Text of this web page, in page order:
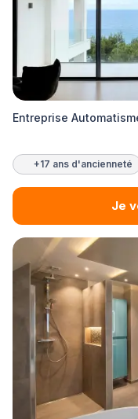
Entreprise
+17 ans d'ancienneté
Je